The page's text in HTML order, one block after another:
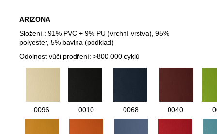
ARIZONA
Složení : 91% PVC + 9% PU (vrchní vrstva), 95%
polyester, 5% bavlna (podklad)
Odolnost vůči prodření: >800 000 cyklů
0096 0010 0068 0040